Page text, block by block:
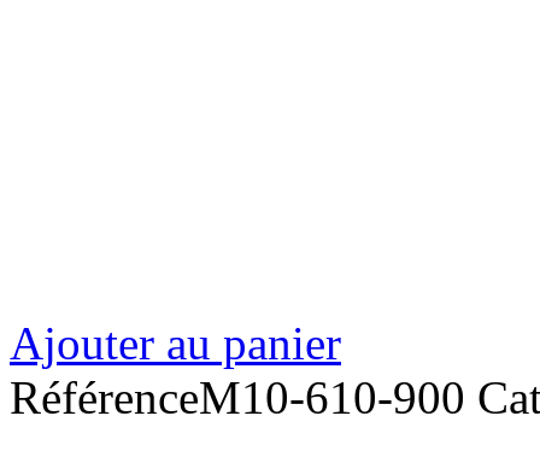
Ajouter au panier
RéférenceM10-610-900